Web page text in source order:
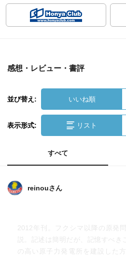
感想・レビュー・書評
並び替え: いいね順
表示形式: リスト
すべて
reinouさん
2012年刊。フクシマ以降の原発
説。記述は簡明だが、記憶すべ
の高い原子力発電所を建設した